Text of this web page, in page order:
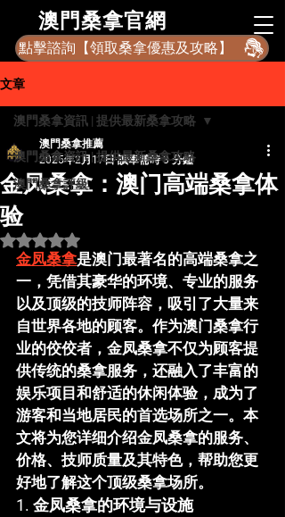
​澳門桑拿官網
點擊諮詢【領取桑拿優惠及攻略】
文章
澳門桑拿資訊 | 提供最新桑拿攻略
澳門桑拿評級
澳門桑拿資訊 | 提供最新桑拿攻略
金凤桑拿：澳门高端桑拿体
验
澳門桑拿推薦
2025年2月17日 讀畢需時 3 分鐘
評等為 NaN（最高為 5 顆星）。
金凤桑拿是澳门最著名的高端桑拿之
一，凭借其豪华的环境、专业的服务
以及顶级的技师阵容，吸引了大量来
自世界各地的顾客。作为澳门桑拿行
业的佼佼者， 金凤桑拿不仅为顾客提
供传统的桑拿服务，还融入了丰富的
娱乐项目和舒适的休闲体验，成为了
游客和当地居民的首选场所之一。本
文将为您详细介绍金凤桑拿的服务、
价格、技师质量及其特色，帮助您更
好地了解这个顶级桑拿场所。
1. 金凤桑拿的环境与设施